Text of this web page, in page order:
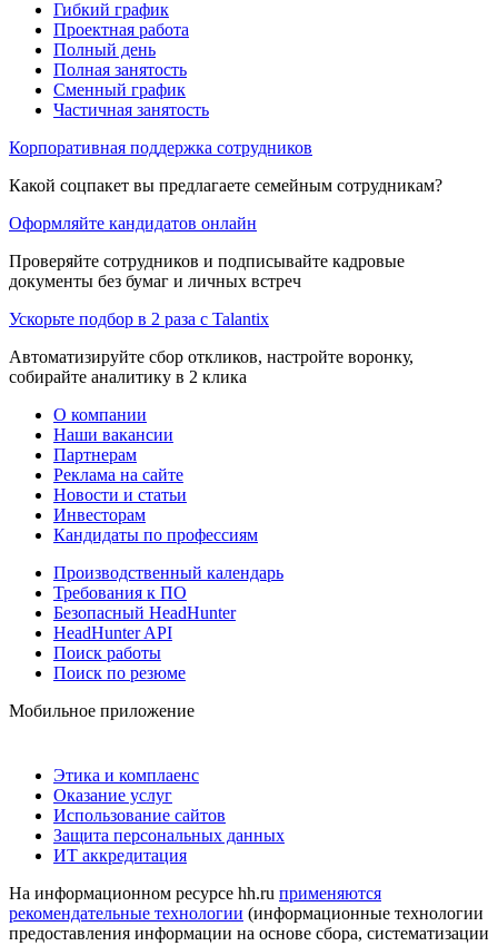
Гибкий график
Проектная работа
Полный день
Полная занятость
Сменный график
Частичная занятость
Корпоративная поддержка сотрудников
Какой соцпакет вы предлагаете семейным сотрудникам?
Оформляйте кандидатов онлайн
Проверяйте сотрудников и подписывайте кадровые
документы без бумаг и личных встреч
Ускорьте подбор в 2 раза с Talantix
Автоматизируйте сбор откликов, настройте воронку,
собирайте аналитику в 2 клика
О компании
Наши вакансии
Партнерам
Реклама на сайте
Новости и статьи
Инвесторам
Кандидаты по профессиям
Производственный календарь
Требования к ПО
Безопасный HeadHunter
HeadHunter API
Поиск работы
Поиск по резюме
Мобильное приложение
Этика и комплаенс
Оказание услуг
Использование сайтов
Защита персональных данных
ИТ аккредитация
На информационном ресурсе hh.ru применяются
рекомендательные технологии (информационные технологии
предоставления информации на основе сбора, систематизации